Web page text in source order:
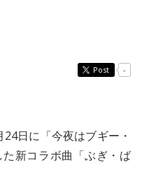
Post -
24日に「今夜はブギー・
新コラボ曲「ぶぎ・ば